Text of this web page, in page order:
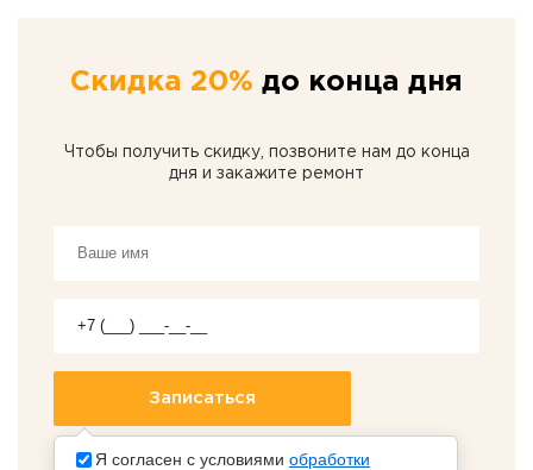
Скидка 20% до конца дня
Чтобы получить скидку, позвоните нам до конца
дня и закажите ремонт
Я согласен с условиями обработки